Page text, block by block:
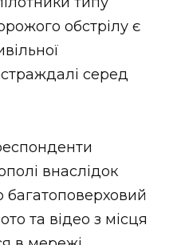
УКРАЇНИ
обстрілу є
серед
внаслідок
та відео з місця